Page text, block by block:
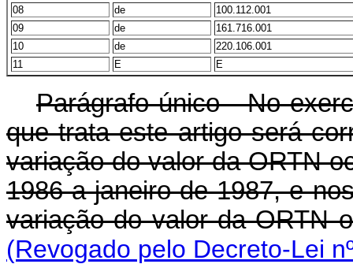
08 de
100.112.001
09
de
161.716.001
10
de
220.106.001
11
E E
Parágrafo único - No
que trata este artigo será
variação do valor da ORTN
1986 a janeiro de 1987, e
variação do valor da ORTN
(Revogado pelo Decreto-Lei